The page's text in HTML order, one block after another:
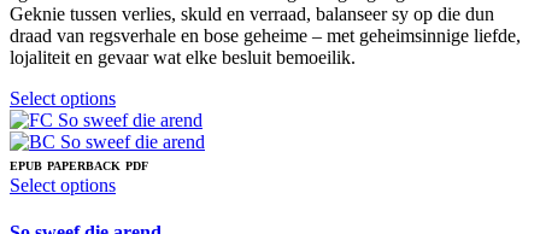
page
chosen
on
the
page
Geknie tussen verlies, skuld en verraad, balanseer sy op die dun
draad van regsverhale en bose geheime – met geheimsinnige liefde,
lojaliteit en gevaar wat elke besluit bemoeilik.
Select optionsThis
product
has
multiple
variants.
options
EPUB PAPERBACK PDF
Select optionsThis
has